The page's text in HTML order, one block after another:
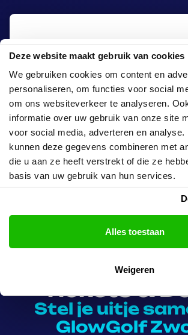
Deze website maakt gebruik van cookies
We gebruiken cookies om content en
personaliseren, om functies voor social
om ons websiteverkeer te analyseren.
informatie over uw gebruik van onze site
voor social media, adverteren en analyse.
kunnen deze gegevens combineren met
die u aan ze heeft verstrekt of die ze
basis van uw gebruik van hun services.
Alles toestaan
Weigeren
GlowGolf Zwolle vind je in
plek voor een compleet indoor
en fantasie. Combineer je
de karaoke room van Tokyo by
iets extra’s? Geniet van een
voor een compleet
Wereldrestaurant Eten & Zo.
vrienden, familie, collega’s of je
GlowGolf Zwolle is perfect
groepsuitjes en events. Goed
met het OV (halte Stadion
parkeergelegenheid voor
Tickets &
Stel je uitje
GlowGolf